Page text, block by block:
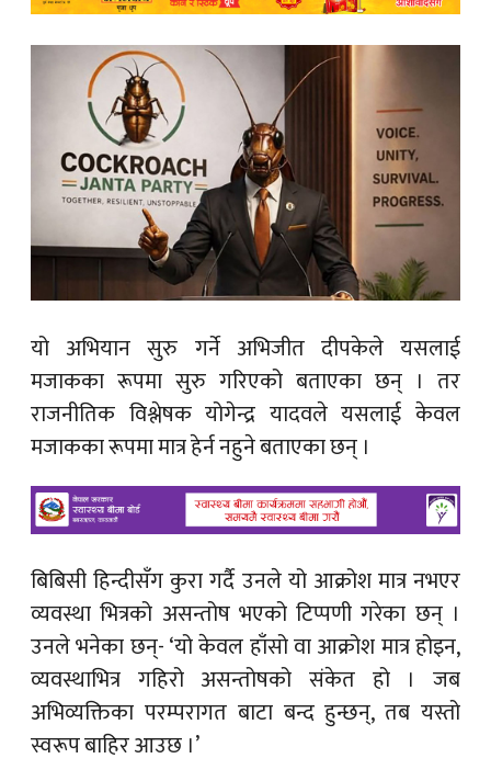
यो अभियान सुरु गर्ने अभिजीत दीपकेले यसलाई
मजाकका रूपमा सुरु गरिएको बताएका छन् । तर
राजनीतिक विश्लेषक योगेन्द्र यादवले यसलाई केवल
मजाकका रूपमा मात्र हेर्न नहुने बताएका छन् ।
बिबिसी हिन्दीसँग कुरा गर्दै उनले यो आक्रोश मात्र नभएर
व्यवस्था भित्रको असन्तोष भएको टिप्पणी गरेका छन् ।
उनले भनेका छन्- ‘यो केवल हाँसो वा आक्रोश मात्र होइन,
व्यवस्थाभित्र गहिरो असन्तोषको संकेत हो । जब
अभिव्यक्तिका परम्परागत बाटा बन्द हुन्छन्, तब यस्तो
स्वरूप बाहिर आउछ ।’